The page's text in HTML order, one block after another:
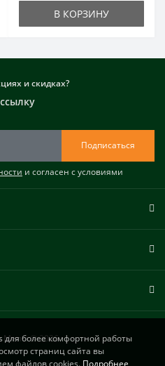
В КОРЗИНУ
и скидках?
Подписаться
и согласен с условиями
Милы © 2026
более комфортной работы
страниц сайта вы
файлов cookies. Подробнее